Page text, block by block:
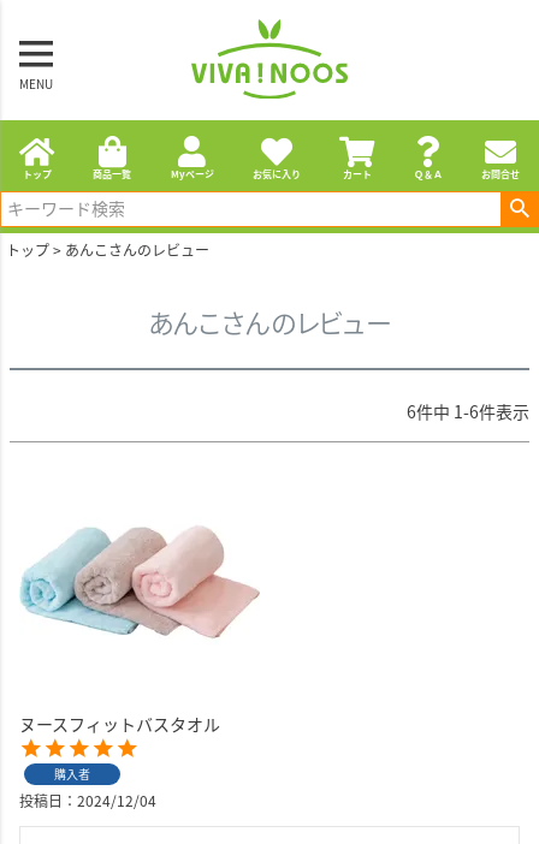
MENU
トップ 商品一覧 Myページ お気に入り カート Ｑ＆Ａ お問合せ
トップ あんこさんのレビュー
あんこさんのレビュー
6件中 1-6件表示
ヌースフィットバスタオル
購入者
投稿日 2024/12/04